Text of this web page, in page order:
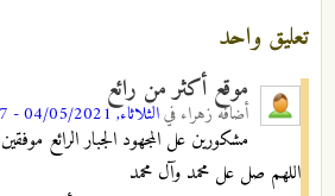
تعليق واحد
موقع أكثر من رائع
أضافهزهراء فيالثلاثاء, 04/05/2021 - 06:57
مشكورين عل المجهود الجبار الرائع موفقين
اللهم صل عل محمد وآل محمد